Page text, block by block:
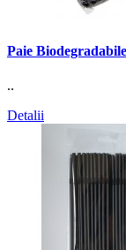
Paie
..
Detalii